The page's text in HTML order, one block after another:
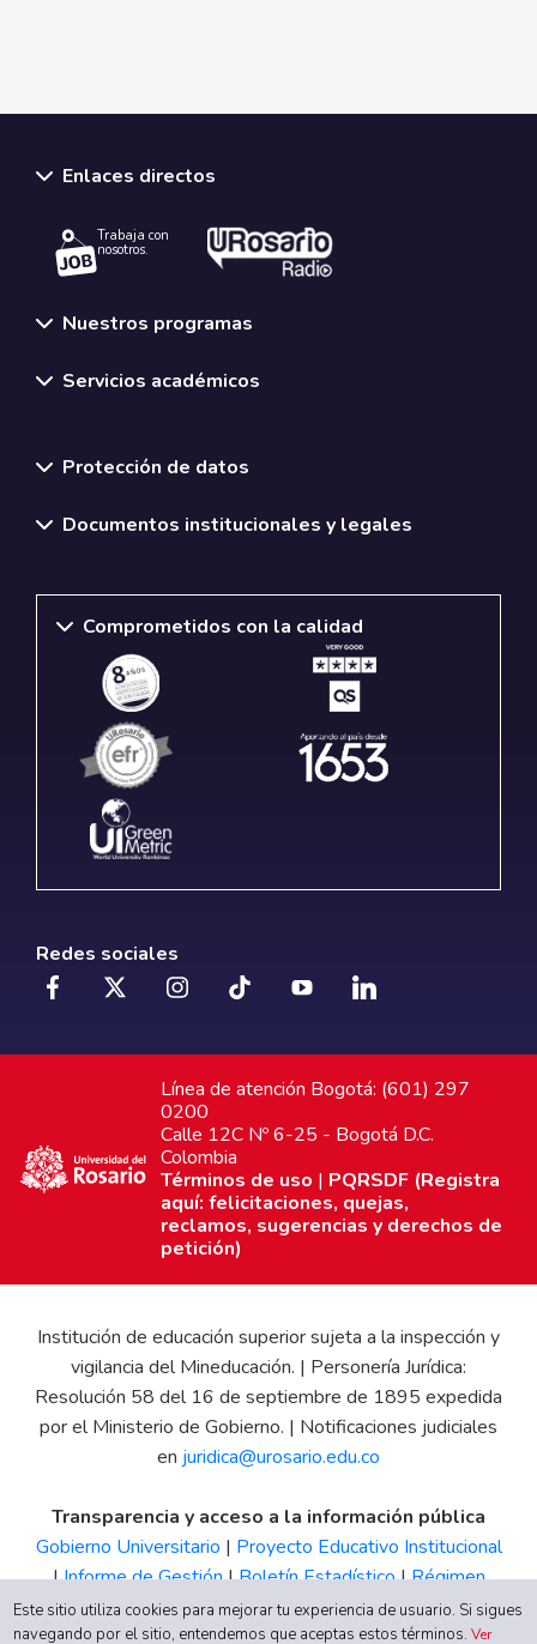
Enlaces directos
Trabaja con
nosotros.
Nuestros programas
Servicios académicos
Protección de datos
Documentos institucionales y legales
Comprometidos con la calidad
Redes sociales
Línea de atención Bogotá: (601) 297
0200
Calle 12C Nº 6-25 - Bogotá D.C.
Colombia
Términos de uso | PQRSDF (Registra
aquí: felicitaciones, quejas,
reclamos, sugerencias y derechos de
petición)
Institución de educación superior sujeta a la inspección y
vigilancia del Mineducación. | Personería Jurídica:
Resolución 58 del 16 de septiembre de 1895 expedida
por el Ministerio de Gobierno. | Notificaciones judiciales
en juridica@urosario.edu.co
Transparencia y acceso a la información pública
Gobierno Universitario | Proyecto Educativo Institucional
|Informe de Gestión|Boletín Estadístico|Régimen
Tributario|Estados Financieros |Código de Ética| Canal
de Integridad UR
Este sitio utiliza cookies para mejorar tu experiencia de usuario. Si sigues
navegando por el sitio, entendemos que aceptas estos términos.Ver